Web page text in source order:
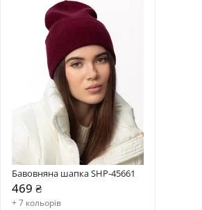
Бавовняна шапка SHP-45661
469 ₴
+ 7 кольорів